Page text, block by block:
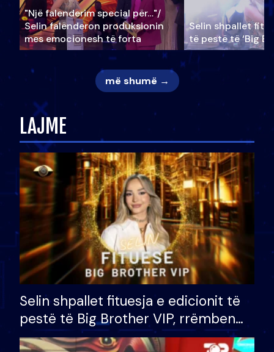
"Një falenderim special për…"/
Selin falënderon produksionin
mes emocionesh të forta
Selin shpallet
të pestë të ‘Big
më shumë →
LAJME
Selin shpallet fituesja e edicionit të
pestë të Big Brother VIP, rrëmben
çmimin e madh prej 100 mijë eurosh